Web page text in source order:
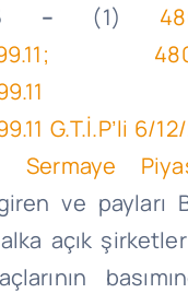
5 – (1)
G.T.İ.P’li 6/
Sermaye
ve payları
açık